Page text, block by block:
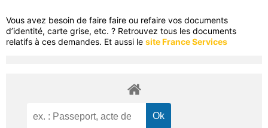
Vous avez besoin de faire faire ou refaire vos documents
d’identité, carte grise, etc. ? Retrouvez tous les documents
relatifs à ces demandes. Et aussi le site France Services